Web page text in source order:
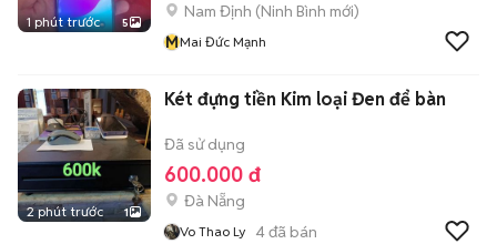
1 phút trước 5
Nam Định (Ninh Bình mới)
MMai Đức Mạnh
2 phút trước 1
Két đựng tiền Kim loại Đen để bàn
Đã sử dụng
600.000 đ
Đà Nẵng
Vo Thao Ly 4đã bán